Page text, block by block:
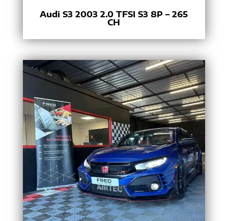
Audi S3 2003 2.0 TFSI S3 8P – 265
CH